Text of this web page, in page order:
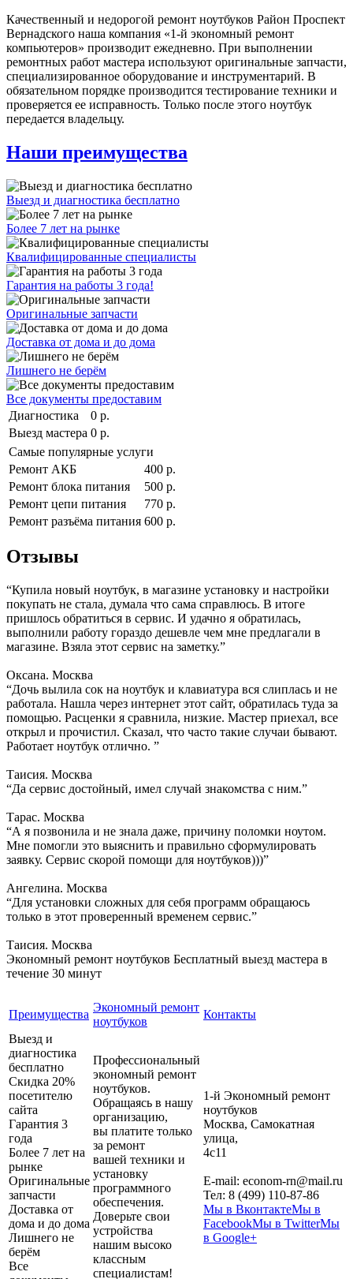
Качественный и недорогой ремонт ноутбуков Район Проспект
Вернадского наша компания «1-й экономный ремонт
компьютеров» производит ежедневно. При выполнении
ремонтных работ мастера используют оригинальные запчасти,
специализированное оборудование и инструментарий. В
обязательном порядке производится тестирование техники и
проверяется ее исправность. Только после этого ноутбук
передается владельцу.
Наши преимущества
Выезд и диагностика бесплатно
Более 7 лет на рынке
Квалифицированные специалисты
Гарантия на работы 3 года!
Оригинальные запчасти
Доставка от дома и до дома
Лишнего не берём
Все документы предоставим
Диагностика
0 р.
Выезд мастера 0 р.
Самые популярные услуги
Ремонт АКБ
400 р.
Ремонт блока питания
500 р.
Ремонт цепи питания
770 р.
Ремонт разъёма питания 600 р.
Отзывы
“Купила новый ноутбук, в магазине установку и настройки
покупать не стала, думала что сама справлюсь. В итоге
пришлось обратиться в сервис. И удачно я обратилась,
выполнили работу гораздо дешевле чем мне предлагали в
магазине. Взяла этот сервис на заметку.”
Оксана. Москва
“Дочь вылила сок на ноутбук и клавиатура вся слиплась и не
работала. Нашла через интернет этот сайт, обратилась туда за
помощью. Расценки я сравнила, низкие. Мастер приехал, все
открыл и прочистил. Сказал, что часто такие случаи бывают.
Работает ноутбук отлично. ”
Таисия. Москва
“Да сервис достойный, имел случай знакомства с ним.”
Тарас. Москва
“А я позвонила и не знала даже, причину поломки ноутом.
Мне помогли это выяснить и правильно сформулировать
заявку. Сервис скорой помощи для ноутбуков)))”
Ангелина. Москва
“Для установки сложных для себя программ обращаюсь
только в этот проверенный временем сервис.”
Таисия. Москва
Экономный ремонт ноутбуков Бесплатный выезд мастера в
течение 30 минут
Преимущества
Экономный ремонт
ноутбуков
Контакты
Выезд и
диагностика
бесплатно
Скидка 20%
посетителю
сайта
Гарантия 3
года
Более 7 лет на
рынке
Оригинальные
запчасти
Доставка от
дома и до дома
Лишнего не
берём
Все
Профессиональный
экономный ремонт
ноутбуков.
Обращаясь в нашу
организацию,
вы платите только
за ремонт
вашей техники и
установку
программного
обеспечения.
Доверьте свои
устройства
нашим высоко
классным
специалистам!
1-й Экономный ремонт
ноутбуков
Москва, Самокатная
улица,
4с11
E-mail: econom-rn@mail.ru
Тел: 8 (499) 110-87-86
Мы в ВконтактеМы в
FacebookМы в TwitterМы
в Google+